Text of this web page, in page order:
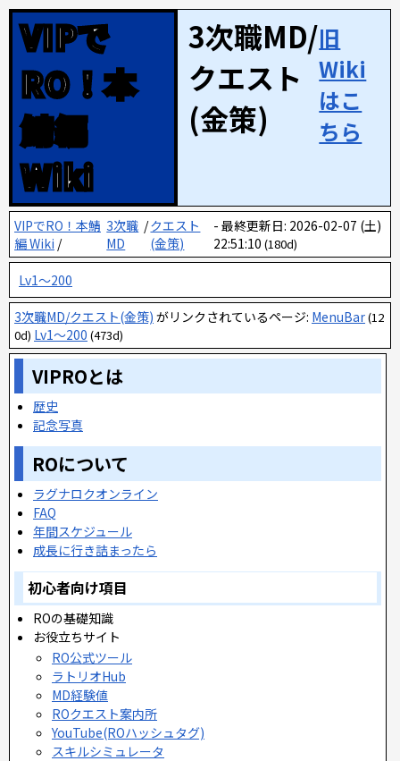
VIPで
RO！本
鯖編
Wiki
3次職MD/
クエスト
(金策)
旧
Wiki
はこ
ちら
VIPでRO！本鯖
編 Wiki /
3次職
MD
/クエスト
(金策)
最終更新日: 2026-02-07 (土)
22:51:10 (180d)
Lv1～200
3次職MD/クエスト(金策) がリンクされているページ: MenuBar(12
0d) Lv1～200 (473d)
VIPROとは
歴史
記念写真
ROについて
ラグナロクオンライン
FAQ
年間スケジュール
成長に行き詰まったら
初心者向け項目
ROの基礎知識
お役立ちサイト
RO公式ツール
ラトリオHub
MD経験値
ROクエスト案内所
YouTube(ROハッシュタグ)
スキルシミュレータ